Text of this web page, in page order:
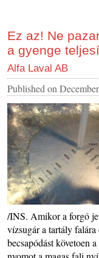
Ez az! Ne
a gyenge
Alfa Laval AB
Published on
/INS. Amikor a forgó
vízsugár a tartály
becsapódást követoen